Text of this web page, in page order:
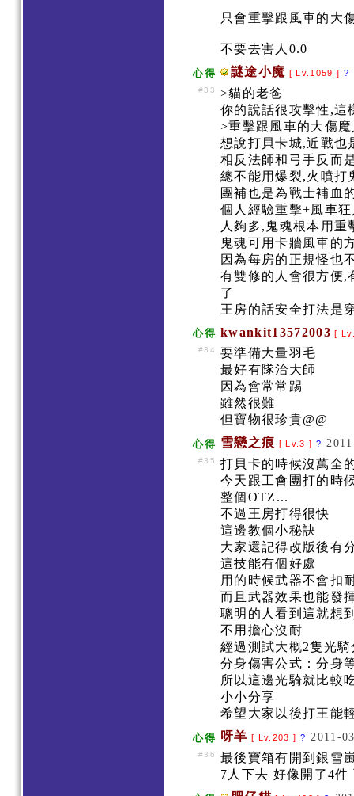
只會重擊跟風車的大
不要去害人0.0
心得 謎途小魔 [ Lv.1059 ] ?
#33
>貓的老爸
你的說話很攻擊性,
>重擊跟風車的大傷
想說打貝卡城,近戰
相反法師和弓手反而
總不能用爆裂,火噴
團補也是為戰士補血
個人經驗重擊+風車
人夠多,鬼魂根本用
鬼魂可用卡牆風車的
因為每房的正規怪也
有雙修的人會很方便,
了
王房的話安全打法是
心得 kwankit13572003 [
#34
要準備大量羽毛
最好有隊治大師
因為會常常踢
雖然很難
但寶物很珍貴@@
心得 雪戀之痕 [ Lv.3 ] ?
#35
打貝卡的時候沒萬全
今天跟工會團打的時
整個OTZ...
不過王房打得很快
這邊教個小秘訣
大家還記得改版後有
這技能有個好處
用的時候武器不會扣
而且武器效果也能發
聰明的人看到這就想
不用擔心沒耐
經過測試大概2隻光
分身傷害公式：分身
所以這邊光騎就比較
小小分享
希望大家以後打王能
心得 呀羊 [ Lv.203 ] ? 2011-
#36
最後寶箱有開到銀雪
7人下去 好像開了4